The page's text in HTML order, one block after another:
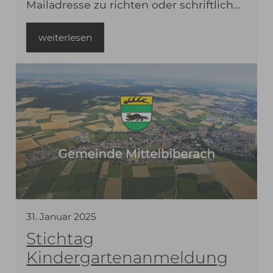
Mailadresse zu richten oder schriftlich
Basis für die Grundsteuer-Berechnung
ist der Messbetrag, den das
weiterlesen
31.Januar 2025
Stichtag
Kindergartenanmeldung